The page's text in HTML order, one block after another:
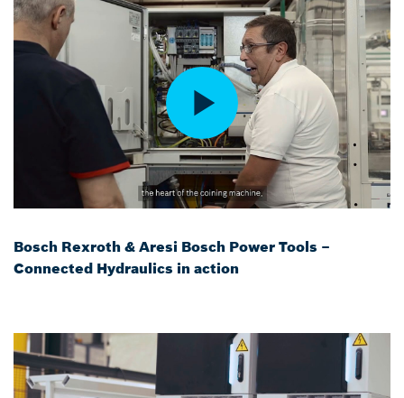
Bosch Rexroth & Aresi Bosch Power Tools –
Connected Hydraulics in action